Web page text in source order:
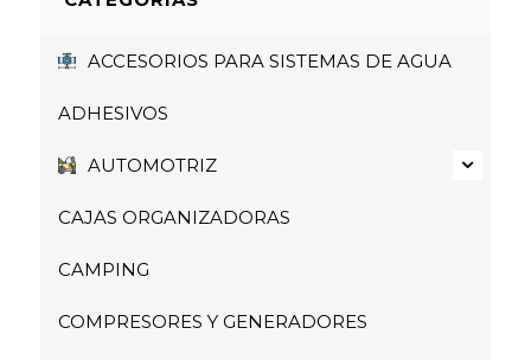
ACCESORIOS PARA SISTEMAS DE AGUA
ADHESIVOS
AUTOMOTRIZ
CAJAS ORGANIZADORAS
CAMPING
COMPRESORES Y GENERADORES